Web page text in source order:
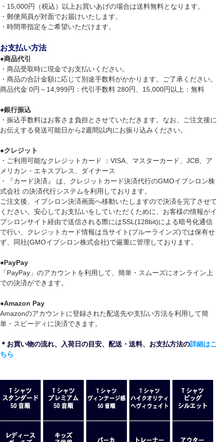
・15,000円（税込）以上お買いあげの場合は送料無料となります。
・郵便局員が対面でお届けいたします。
・時間帯指定をご希望いただけます。
お支払い方法
●商品代引
・商品受取時に現金でお支払いください。
・商品の合計金額に応じて別途手数料がかかります。ご了承ください。
商品代金 0円～14,999円：代引手数料 280円、15,000円以上：無料
●銀行振込
・振込手数料はお客さま負担とさせていただきます。なお、ご注文後に
お伝えする発送可能日から2週間以内にお振り込みください。
●クレジット
・ご利用可能なクレジットカード ：VISA、マスターカード、JCB、ア
メリカン・エキスプレス、ダイナース
・『カード決済』 は、クレジットカード決済代行のGMOイプシロン株
式会社 の決済代行システムを利用しております。
ご注文後、イプシロン決済画面へ移動いたしますので決済を完了させて
ください。安心してお支払いをしていただくために、お客様の情報がイ
プシロンサイト経由で送信される際にはSSL(128bit)による暗号化通信
で行い、クレジットカード情報は当サイト(ブルーラインズ)では保有せ
ず、同社(GMOイプシロン株式会社)で厳重に管理しております。
●PayPay
「PayPay」のアカウントを利用して、簡単・スムーズにオンライン上
での決済ができます。
●Amazon Pay
Amazonのアカウントに登録された配送先や支払い方法を利用して簡
単・スピーディに決済できます。
＊お買い物の流れ、入荷日の目安、配送・送料、お支払方法の詳細はこ
ちら